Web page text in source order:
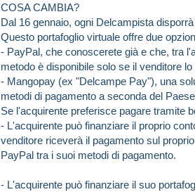
COSA CAMBIA?
Dal 16 gennaio, ogni Delcampista
Questo portafoglio virtuale offre due
- PayPal, che conoscerete già e che, tra
metodo è disponibile solo se il venditore lo
- Mangopay (ex "Delcampe Pay"), una
metodi di pagamento a seconda del
Se l'acquirente preferisce pagare tramite
- L'acquirente può finanziare il proprio
venditore riceverà il pagamento sul
PayPal tra i suoi metodi di pagamento.
- L'acquirente può finanziare il suo